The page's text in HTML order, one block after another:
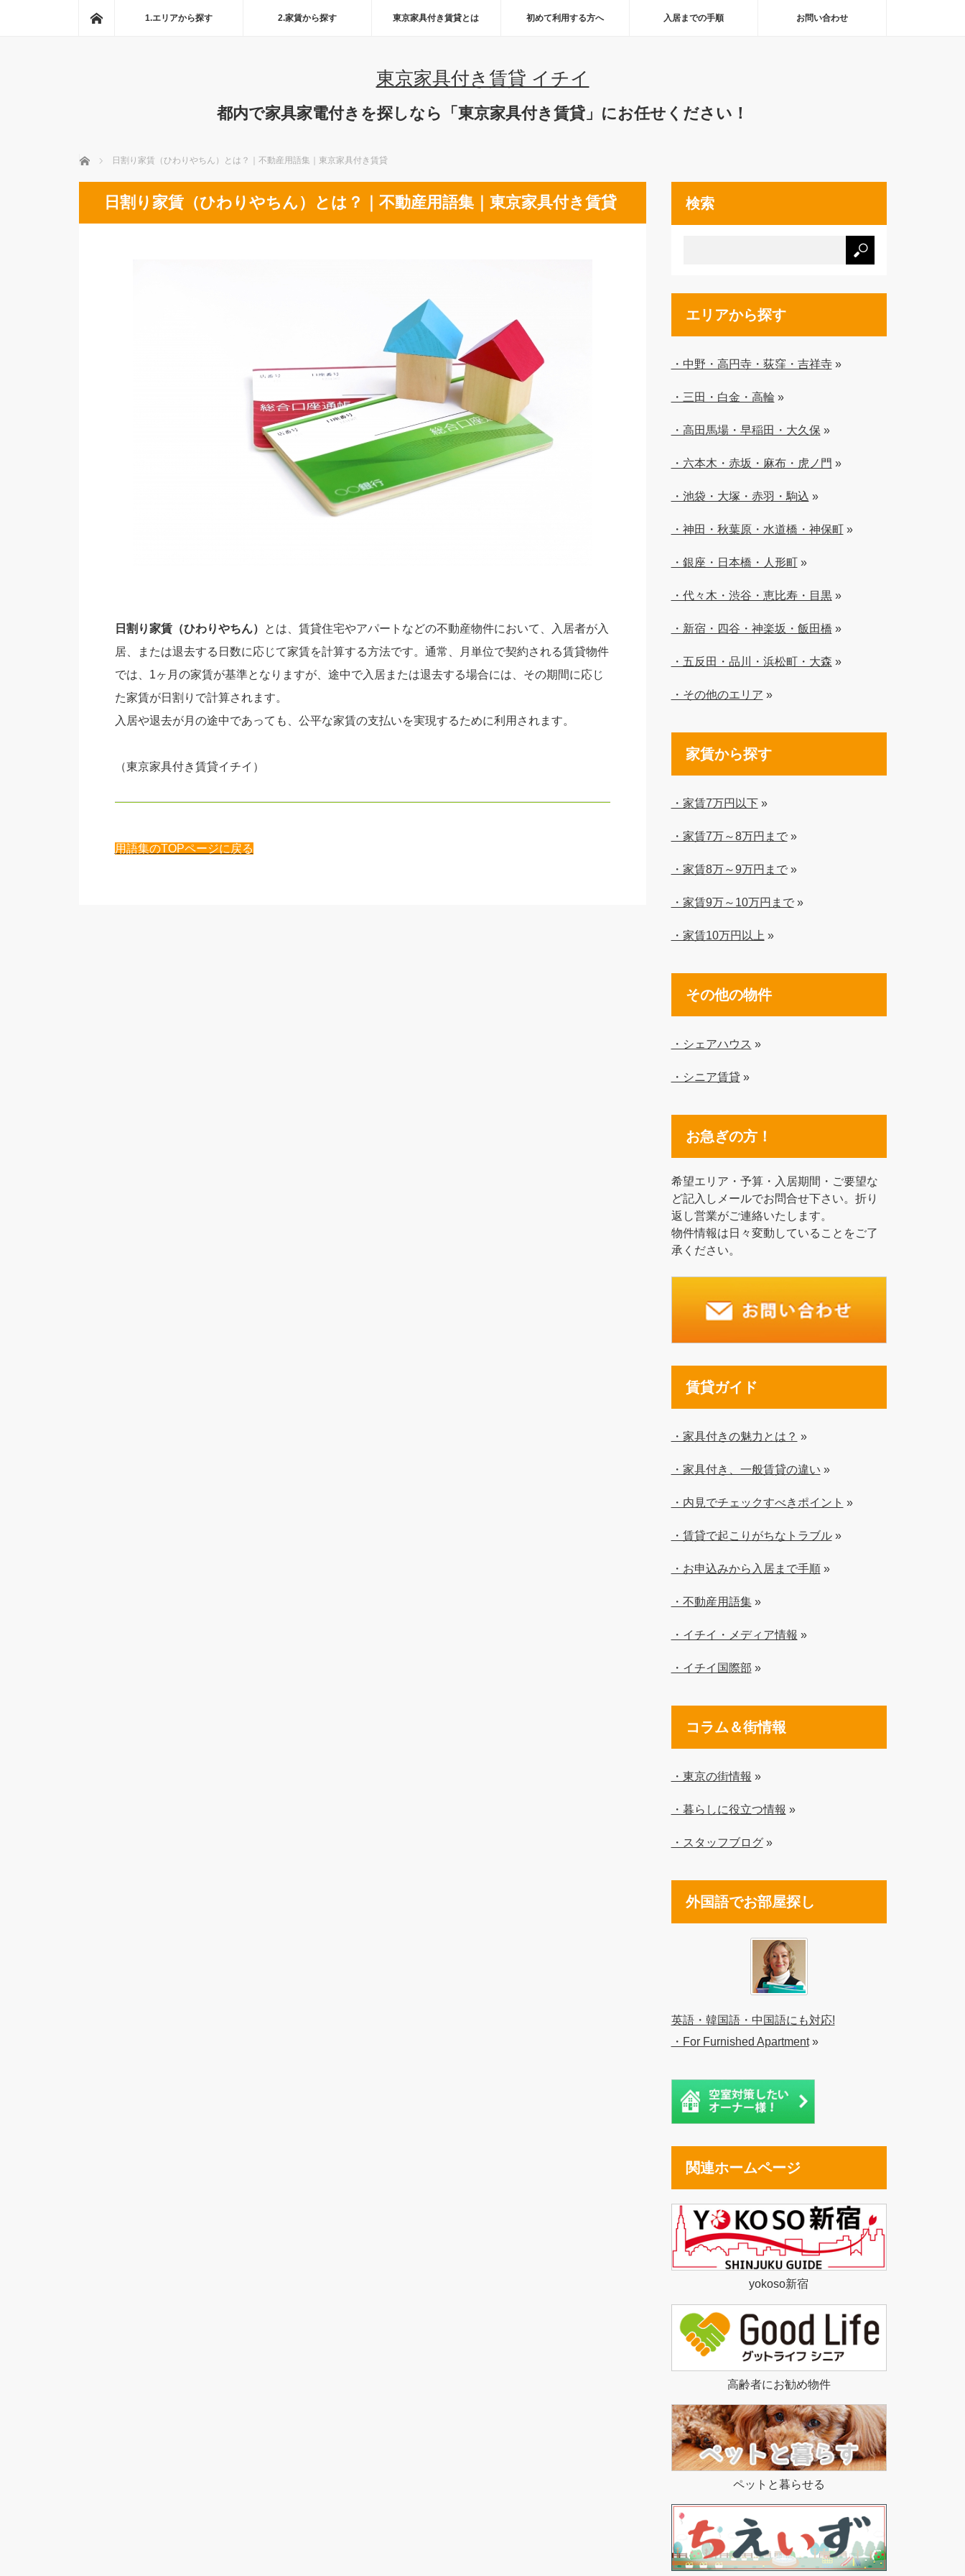
ホーム1.エリアから探す 2.家賃から探す 東京家具付き賃貸とは 初めて利用する方へ 入居までの手順 お問い合わせ
東京家具付き賃貸 イチイ
都内で家具家電付きを探しなら「東京家具付き賃貸」にお任せください！
ホーム 日割り家賃（ひわりやちん）とは？｜不動産用語集｜東京家具付き賃貸
日割り家賃（ひわりやちん）とは？｜不動産用語集｜東京家具付き賃貸
日割り家賃（ひわりやちん）
とは、賃貸住宅やアパートなどの不動産物件において、入居者が入
居、または退去する日数に応じて家賃を計算する方法です。通常、月単位で契約される賃貸物件
では、1ヶ月の家賃が基準となりますが、途中で入居または退去する場合には、その期間に応じ
た家賃が日割りで計算されます。
入居や退去が月の途中であっても、公平な家賃の支払いを実現するために利用されます。
（東京家具付き賃貸イチイ）
用語集のTOPページに戻る
検索
エリアから探す
・中野・高円寺・荻窪・吉祥寺»
・三田・白金・高輪 »
・高田馬場・早稲田・大久保 »
・六本木・赤坂・麻布・虎ノ門 »
・池袋・大塚・赤羽・駒込 »
・神田・秋葉原・水道橋・神保町»
・銀座・日本橋・人形町»
・代々木・渋谷・恵比寿・目黒»
・新宿・四谷・神楽坂・飯田橋 »
・五反田・品川・浜松町・大森 »
・その他のエリア »
家賃から探す
・家賃7万円以下»
・家賃7万～8万円まで»
・家賃8万～9万円まで»
・家賃9万～10万円まで»
・家賃10万円以上 »
その他の物件
・シェアハウス »
・シニア賃貸»
お急ぎの方！
希望エリア・予算・入居期間・ご要望な
ど記入しメールでお問合せ下さい。折り
返し営業がご連絡いたします。
物件情報は日々変動していることをご了
承ください。
賃貸ガイド
・家具付きの魅力とは？ »
・家具付き、一般賃貸の違い »
・内見でチェックすべきポイント »
・賃貸で起こりがちなトラブル»
・お申込みから入居まで手順»
・不動産用語集»
・イチイ・メディア情報 »
・イチイ国際部 »
コラム＆街情報
・東京の街情報 »
・暮らしに役立つ情報 »
・スタッフブログ»
外国語でお部屋探し
英語・韓国語・中国語にも対応!
・For Furnished Apartment»
関連ホームページ
yokoso新宿
高齢者にお勧め物件
ペットと暮らせる